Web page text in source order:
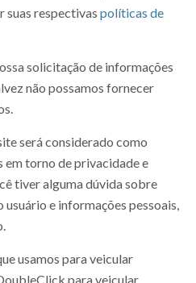
suas respectivas políticas de
solicitação de informações
não possamos fornecer
será considerado como
em torno de privacidade e
tiver alguma dúvida sobre
e informações pessoais,
usamos para veicular
para veicular